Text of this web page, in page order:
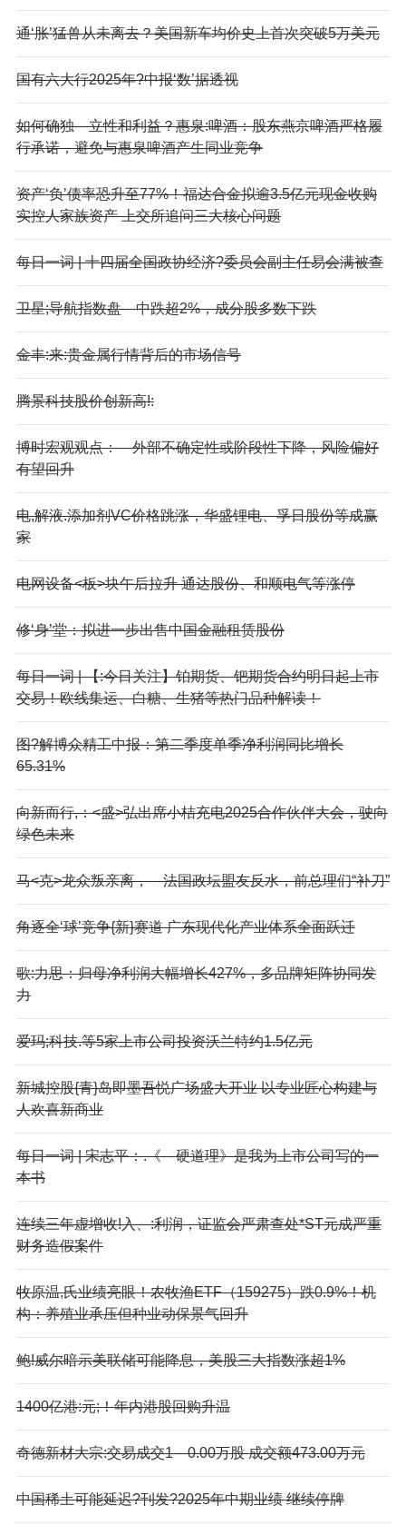
通‘胀’猛兽从未离去？美国新车均价史上首次突破5万美元
国有六大行2025年?中报‘数’据透视
如何确独—立性和利益？惠泉:啤酒：股东燕京啤酒严格履
行承诺，避免与惠泉啤酒产生同业竞争
资产‘负’债率恐升至77%！福达合金拟逾3.5亿元现金收购
实控人家族资产 上交所追问三大核心问题
每日一词 | 十四届全国政协经济?委员会副主任易会满被查
卫星;导航指数盘—中跌超2%，成分股多数下跌
金丰:来:贵金属行情背后的市场信号
腾景科技股价创新高!:
博时宏观观点：—外部不确定性或阶段性下降，风险偏好
有望回升
电,解液.添加剂VC价格跳涨，华盛锂电、孚日股份等成赢
家
电网设备<板>块午后拉升 通达股份、和顺电气等涨停
修‘身’堂：拟进一步出售中国金融租赁股份
每日一词 | 【:今日关注】铂期货、钯期货合约明日起上市
交易！欧线集运、白糖、生猪等热门品种解读！
图?解博众精工中报：第二季度单季净利润同比增长
65.31%
向新而行,：<盛>弘出席小桔充电2025合作伙伴大会，驶向
绿色未来
马<克>龙众叛亲离，—法国政坛盟友反水，前总理们“补刀”
角逐全‘球’竞争{新}赛道 广东现代化产业体系全面跃迁
歌:力思：归母净利润大幅增长427%，多品牌矩阵协同发
力
爱玛;科技.等5家上市公司投资沃兰特约1.5亿元
新城控股{青}岛即墨吾悦广场盛大开业 以专业匠心构建与
人欢喜新商业
每日一词 | 宋志平：.《—硬道理》是我为上市公司写的一
本书
连续三年虚增收!入、:利润，证监会严肃查处*ST元成严重
财务造假案件
牧原温,氏业绩亮眼！农牧渔ETF（159275）跌0.9%！机
构：养殖业承压但种业动保景气回升
鲍!威尔暗示美联储可能降息，美股三大指数涨超1%
1400亿港:元;！年内港股回购升温
奇德新材大宗:交易成交1—0.00万股 成交额473.00万元
中国稀土可能延迟?刊发?2025年中期业绩 继续停牌